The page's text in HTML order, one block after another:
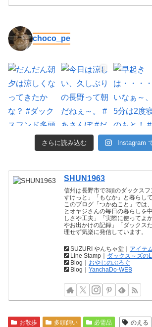
choco_pe
さらに読み込む Instagram
SHUN1963
信州は長野市で3頭のダックス
すけっと」「もなか」と暮らして
このブログ「つかぬこと」では
とオヤジさんの毎日の暮らしを
しさや工夫」「実際に使ってよ
やお出かけの記録」「ダックス
理せず気楽に発信しています。
SUZURI やんちゃ堂｜ アイテ
Line Stamp｜ ダックス～ズの
Blog｜ おやじのぶろぐ
Blog｜ YanchaDo-WEB
お散歩 多頭飼い 必需品 のえる